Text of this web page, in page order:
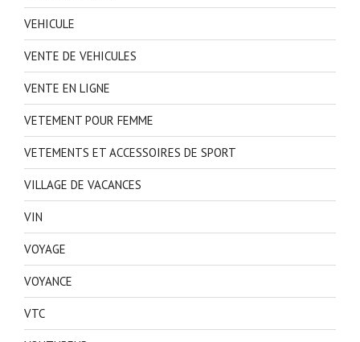
VEHICULE
VENTE DE VEHICULES
VENTE EN LIGNE
VETEMENT POUR FEMME
VETEMENTS ET ACCESSOIRES DE SPORT
VILLAGE DE VACANCES
VIN
VOYAGE
VOYANCE
VTC